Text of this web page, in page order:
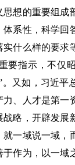
想的重要组成
系性，科学回
什么样的要求
要指示，不仅
又如，习近平
、人才是第一
略，开辟发展
一域说一域，
作为，以一域